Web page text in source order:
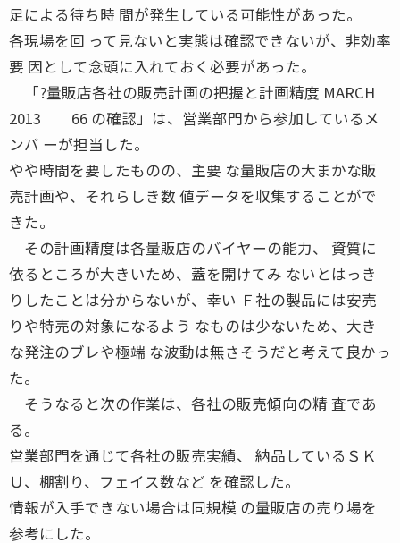
足による待ち時 間が発生している可能性があった。
各現場を回 って見ないと実態は確認できないが、非効率
要 因として念頭に入れておく必要があった。
「?量販店各社の販売計画の把握と計画精度 MARCH
2013 66 の確認」は、営業部門から参加しているメ
ンバ ーが担当した。
やや時間を要したものの、主要 な量販店の大まかな販
売計画や、それらしき数 値データを収集することがで
きた。
その計画精度は各量販店のバイヤーの能力、 資質に
依るところが大きいため、蓋を開けてみ ないとはっき
りしたことは分からないが、幸い Ｆ社の製品には安売
りや特売の対象になるよう なものは少ないため、大き
な発注のブレや極端 な波動は無さそうだと考えて良かっ
た。
そうなると次の作業は、各社の販売傾向の精 査であ
る。
営業部門を通じて各社の販売実績、 納品しているＳＫ
Ｕ、棚割り、フェイス数など を確認した。
情報が入手できない場合は同規模 の量販店の売り場を
参考にした。